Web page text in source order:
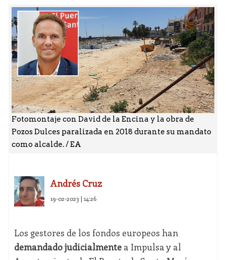
Fotomontaje con David de la Encina y la obra de
Pozos Dulces paralizada en 2018 durante su mandato
como alcalde. / EA
Andrés Cruz
19-02-2023 | 14:26
Los gestores de los fondos europeos han
demandado judicialmentea Impulsa y al